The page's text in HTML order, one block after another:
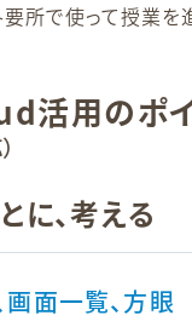
要所で使って授業を
活用のポ
に、考える
画面一覧、方眼